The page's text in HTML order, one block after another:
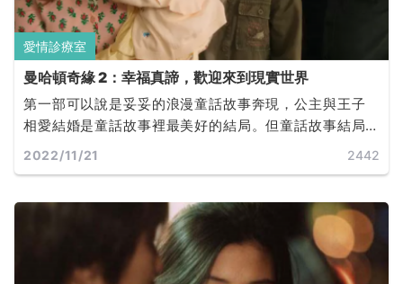
愛情診療室
曼哈頓奇緣 2：幸福真諦，歡迎來到現實世界
第一部可以說是妥妥的浪漫童話故事奔現，公主與王子
相愛結婚是童話故事裡最美好的結局。但童話故事結局
之後，公主與王子需要過生活，現實生活中不如童話，
2022/11/21 2442